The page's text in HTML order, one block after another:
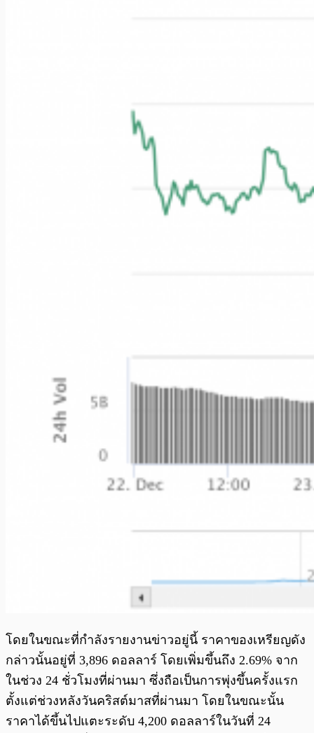
โดยในขณะที่กำลังรายงานข่าวอยู่นี้ ราคาของเหรียญดัง
กล่าวนั้นอยู่ที่ 3,896 ดอลลาร์ โดยเพิ่มขึ้นถึง 2.69% จาก
ในช่วง 24 ชั่วโมงที่ผ่านมา ซึ่งถือเป็นการพุ่งขึ้นครั้งแรก
ตั้งแต่ช่วงหลังวันคริสต์มาสที่ผ่านมา โดยในขณะนั้น
ราคาได้ขึ้นไปแตะระดับ 4,200 ดอลลาร์ในวันที่ 24